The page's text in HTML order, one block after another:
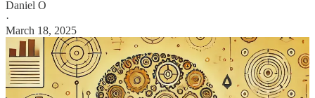
Daniel O
·
March 18, 2025